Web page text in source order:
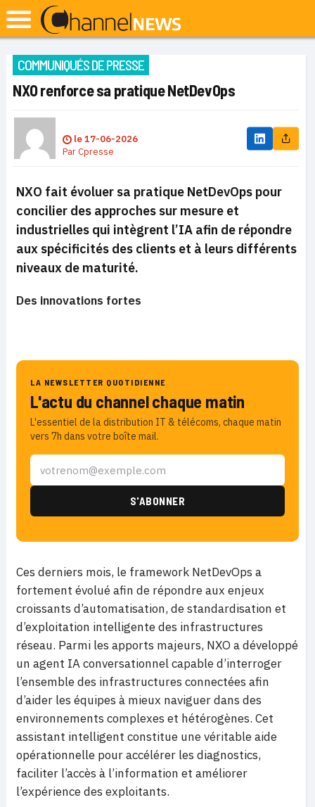
COMMUNIQUÉS DE PRESSE
NXO renforce sa pratique NetDevOps
le17-06-2026
ParCpresse
NXO fait évoluer sa pratique NetDevOps pour
concilier des approches sur mesure et
industrielles qui intègrent l’IA afin de répondre
aux spécificités des clients et à leurs différents
niveaux de maturité.
Des innovations fortes
LA NEWSLETTER QUOTIDIENNE
L'actu du channel chaque matin
L'essentiel de la distribution IT & télécoms, chaque matin
vers 7h dans votre boîte mail.
Ces derniers mois, le framework NetDevOps a
fortement évolué afin de répondre aux enjeux
croissants d’automatisation, de standardisation et
d’exploitation intelligente des infrastructures
réseau. Parmi les apports majeurs, NXO a développé
un agent IA conversationnel capable d’interroger
l’ensemble des infrastructures connectées afin
d’aider les équipes à mieux naviguer dans des
environnements complexes et hétérogènes. Cet
assistant intelligent constitue une véritable aide
opérationnelle pour accélérer les diagnostics,
faciliter l’accès à l’information et améliorer
l’expérience des exploitants.